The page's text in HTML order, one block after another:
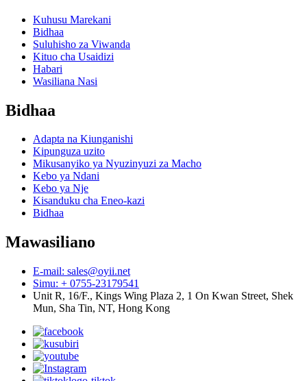
Kuhusu Marekani
Bidhaa
Suluhisho za Viwanda
Kituo cha Usaidizi
Habari
Wasiliana Nasi
Bidhaa
Adapta na Kiunganishi
Kipunguza uzito
Mikusanyiko ya Nyuzinyuzi za Macho
Kebo ya Ndani
Kebo ya Nje
Kisanduku cha Eneo-kazi
Bidhaa
Mawasiliano
E-mail: sales@oyii.net
Simu: + 0755-23179541
Unit R, 16/F., Kings Wing Plaza 2, 1 On Kwan Street, Shek
Mun, Sha Tin, NT, Hong Kong